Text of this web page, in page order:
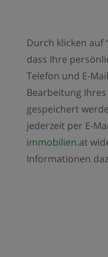
Durch klicken auf
dass Ihre
Telefon und E-
Bearbeitung
gespeichert
jederzeit per E-
immobilien.at
Informationen